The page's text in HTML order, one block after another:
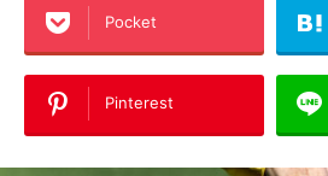
Pocket
Pinterest